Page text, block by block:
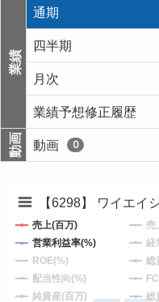
業績
通期
四半期
月次
業績予想修正履歴
動画 動画 0
【6298】 ワイエイ
売上(百万) 売
営業利益率(%)
経
ROE(%)
総
配当性向(%)
純資産(百万)
総